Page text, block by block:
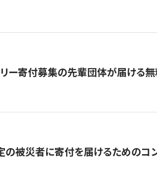
リー寄付募集の先輩団体が届ける
の被災者に寄付を届けるためのコ